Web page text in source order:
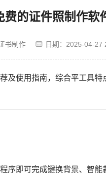
费的证件照制作软
书制作 日期： 2025-04-27
及使用指南，综合平工具
序即可完成键换背景、智